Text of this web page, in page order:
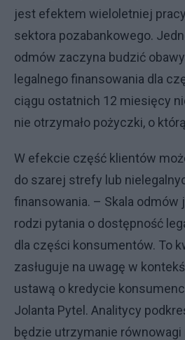
jest efektem wieloletniej
sektora pozabankowego.
odmów zaczyna budzić
legalnego finansowania dla
ciągu ostatnich 12 miesięcy
nie otrzymało pożyczki, o
W efekcie część klientów
do szarej strefy lub
finansowania. – Skala odmów
rodzi pytania o dostępność
dla części konsumentów. To
zasługuje na uwagę w
ustawą o kredycie
Jolanta Pytel. Analitycy
będzie utrzymanie równowagi